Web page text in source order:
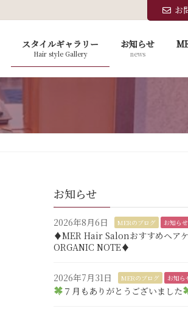
お
スタイルギャラリー
Hair style Gallery
お知らせ
news
お知らせ
2026年8月6日 MERのブログ お知らせ
♦︎MER Hair Salonおすすめヘアケ
ORGANIC NOTE♦︎
2026年7月31日 MERのブログ お知ら
７月もありがとうございました